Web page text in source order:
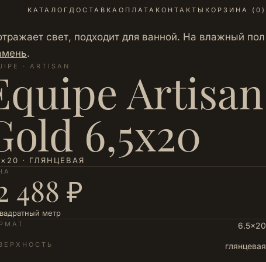
КАТАЛОГ ДОСТАВКА ОПЛАТА КОНТАКТЫ КОРЗИНА ( 0 )
свет, подходит для ванной. На влажный пол
.
· ARTISAN Artisan
6,5x20
· ГЛЯНЦЕВАЯ
488 ₽
метр
6.5×20
глянцевая